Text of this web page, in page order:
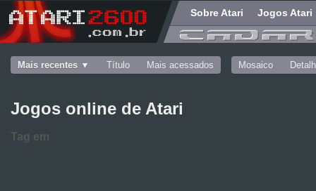
Sobre Atari Jogos Atari
Mais recentes Título Mais acessados Mosaico
Jogos online de Atari
Tag em